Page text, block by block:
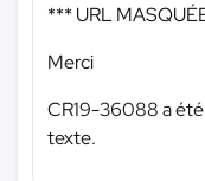
*** URL
Merci
CR19-36088 a
texte.